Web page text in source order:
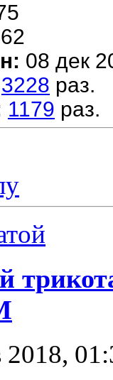
08 дек
3228 раз.
1179 раз.
2018,